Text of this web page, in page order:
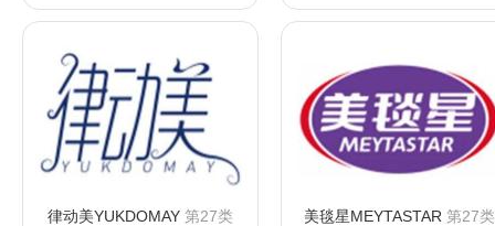
律动美YUKDOMAY 第27类 美毯星MEYTASTAR 第27类